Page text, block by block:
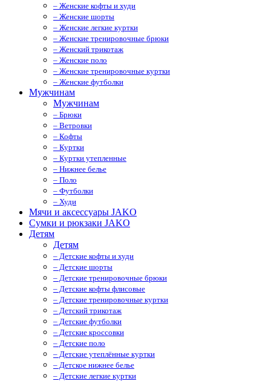
– Женские кофты и худи
– Женские шорты
– Женские легкие куртки
– Женские тренировочные брюки
– Женский трикотаж
– Женские поло
– Женские тренировочные куртки
– Женские футболки
Мужчинам
Мужчинам
– Брюки
– Ветровки
– Кофты
– Куртки
– Куртки утепленные
– Нижнее белье
– Поло
– Футболки
– Худи
Мячи и аксессуары JAKO
Сумки и рюкзаки JAKO
Детям
Детям
– Детские кофты и худи
– Детские шорты
– Детские тренировочные брюки
– Детские кофты флисовые
– Детские тренировочные куртки
– Детский трикотаж
– Детские футболки
– Детские кроссовки
– Детские поло
– Детские утеплённые куртки
– Детское нижнее белье
– Детские легкие куртки